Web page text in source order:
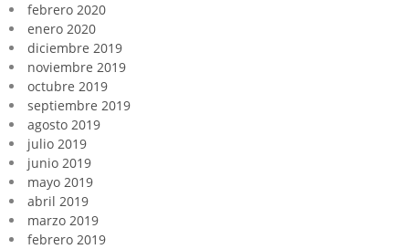
febrero 2020
enero 2020
diciembre 2019
noviembre 2019
octubre 2019
septiembre 2019
agosto 2019
julio 2019
junio 2019
mayo 2019
abril 2019
marzo 2019
febrero 2019